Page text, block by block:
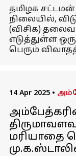
தமிழக
நிலையில்,
(விசிக)
எடுத்துள்ள
பெரும்
14 Apr 2025 •
மரியாதை